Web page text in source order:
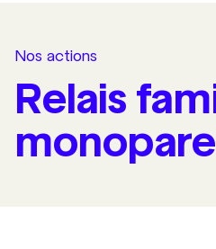
Nos actions
Relais